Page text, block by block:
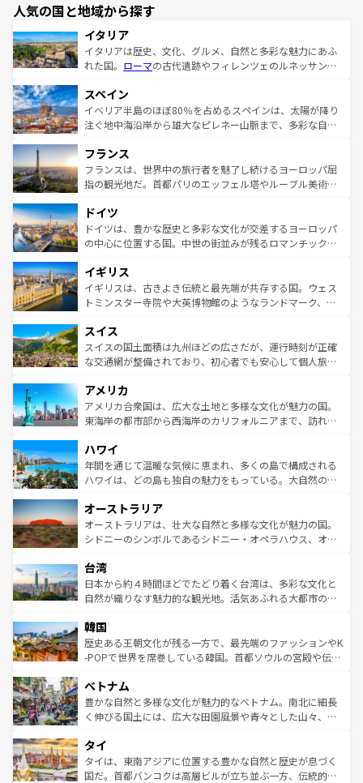
人気の国と地域から探す
イタリア
イタリアは歴史、文化、グルメ、自然と多彩な魅力にあふ
れた国。 ローマの古代遺跡やフィレンツェのルネッサンス
ろん、トスカーナの美しい田園風景やアマルフィ海岸の絶
景など、自然景観も見逃せない。観光の合間には、本場の
ピザやパスタなど、絶品のイタリア料理を堪能することも
ませてくれるイタリアで、忘れられない旅をしてみよう！
なお、新着のイタリア情報はコンテンツ一覧 を参照してほ
しい。
スペイン
イベリア半島のほぼ80％を占めるスペインは、太陽が降り
注ぐ地中海沿岸から雄大なピレネー山脈まで、多彩な自然
文化が根付くこの国では、情熱的なフラメンコ、熱気あふ
れる闘牛、そして美味しいタパスが生活の一部となってい
る。首都マドリードの洗練された雰囲気や、バルセロナの
の城塞都市、穏やかなビーチリゾートまで多彩な表情を見
せる。地方によって風土や気候が異なるスペインはその個
性で訪れる人を魅了する。 なお、新着のスペイン情報はコ
フランス
フランスは、世界中の旅行者を魅了し続けるヨーロッパ屈
指の観光地だ。首都パリのエッフェル塔やルーブル美術館
で、幅広い魅力が詰まっている。華麗な宮殿、歴史的な大
聖堂、美しいビーチ、そして豊かな自然が、訪れる者を心
から魅了する。また、フランスは美食の国としても知ら
いる。シャンパンの発祥地であるランス、プロヴァンスの
香り高いラベンダー畑など、多彩な楽しみ方が可能だ。さ
らに、パリ以外の地域にも魅力が溢れており、どの街角に
れる地方に足を運ぶとそれぞれで全く異なる文化を体験で
きるだろう。 なお、新着のフランス情報はコンテンツ一覧
を参照してほしい。
ドイツ
ドイツは、豊かな歴史と多彩な文化が交差するヨーロッパ
の中心に位置する国。中世の街並みが残るロマンチック街
顔を持つこの国は、どこを歩いても飽きることがない。ベ
ルリンの文化的活気、バイエルン州のアルプスの絶景、そ
してライン川沿いのワイン畑といった風景は必見。ビール
は、お酒好きな人にはぜひ体験してほしい。 なお、新着の
ドイツ情報はコンテンツ一覧を参照してほしい。
イギリス
イギリスは、古きよき伝統と最先端が共存する国。ウェス
トミンスター寺院や大英博物館のようなランドマーク、歴
リアごとに異なる魅力がある。また、優雅なアフタヌーン
ティー、ビール好きにはたまらない英国パブ、サッカー観
戦など、本場だからこそできる体験も豊富。イギリスを旅
ンツ一覧を参照してほしい。
スイス
スイスの国土面積は九州ほどの広さだが、運行時刻が正確
な交通網が整備されており、初心者でも安心して個人旅行
の建物がそのまま残る町や、スイスならではのユニークな
博物館もあり、アルプス観光だけでなく町歩きも満喫する
ことができる。国民の所得が高いため物価も高いが、旅行
ば市内交通費無料で観光を楽しむこともできる。 なお、新
着のスイス情報はコンテンツ一覧 を参照してほしい。
アメリカ
アメリカ合衆国は、広大な土地と多様な文化が魅力の国。
東海岸の都市部から西海岸のカリフォルニアまで、訪れる
のような巨大都市は、観光、ショッピング、エンターテイ
ンメントが詰まった刺激的なスポットだ。一方、アメリカ
西部には大自然が広がり、グランドキャニオンやイエロー
部のニューオーリンズでは、音楽と美食が融合した独特の
文化が魅力。旅行者はアメリカの各地域で異なる魅力を楽
しみながら、その多様性と豊かな歴史を感じることができ
ならではの贅沢な旅のスタイルだ。 なお、新着のアメリカ
情報はコンテンツ一覧を参照してほしい。
ハワイ
年間を通じて温暖な気候に恵まれ、多くの島で構成される
ハワイは、どの島も独自の魅力をもっている。大自然の神
ワイ島は見逃せない。また、定番の観光地といえばオアフ
島だが、静かな自然を求めるならマウイ島やカウアイ島が
おすすめ。エメラルドグリーンに輝く海をはじめ、豊かな
れるおもてなしの心で訪れる人々を迎えてくれるハワイの
人々、おいしいローカルフードやハワイアンミュージッ
ク、伝統的なフラダンスなど、すべてがハワイの魅力を彩
ワイを、存分に味わってほしい。 なお、新着のハワイ情報
はコンテンツ一覧を参照してほしい。
オーストラリア
オーストラリアは、壮大な自然と多様な文化が魅力の国。
シドニーのシンボルであるシドニー・オペラハウス、オー
リアリーフや大陸中央部にそびえるウルル（エアーズロッ
ク）、タスマニアの美しい原生林やケアンズの熱帯雨林な
ど、見どころがたくさん。また、カフェやワイン、オージ
いる。アクティビティも充実しており、サーフィンやダイ
ビング、ハイキングなど、アウトドア好きにはたまらな
い。オーストラリアの多彩な魅力を存分に味わいつくそ
参照してほしい。
台湾
日本から約４時間ほどでたどり着く台湾は、多彩な文化と
自然が織りなす魅力的な観光地。活気あふれる大都市の台
ン）、静ひつな山岳地帯である台湾東部など、都市の喧騒
と山間の静けさが共存しており、訪れる人に新しい発見と
驚きをもたらしてくれる。また、奥深い台湾の食文化も魅
容にもいいと評判のスイーツなど、バラエティ豊かな料理
が味わえる。 なお、新着の台湾情報は コンテンツ一覧を参
照してほしい。
韓国
歴史ある王朝文化が残る一方で、最先端のファッションやK
-POPで世界を席巻している韓国。首都ソウルの宮殿や伝統
き、地方に足を延ばせば四季折々の自然美を楽しむことが
できる。そして、キムチや焼肉、絶品のストリートフード
まで、さまざまな韓国料理が待っている。夜には、韓国な
リティに包まれながら、韓国の多彩な魅力を心ゆくまで味
わってみてほしい。 なお、新着の韓国情報はコンテンツ一
覧を参照してほしい。
ベトナム
豊かな自然と多様な文化が魅力的なベトナム。南北に細長
く伸びる国土には、広大な田園風景や青々とした山々、世
急速な発展と共に伝統が息づく。ハノイの古い町並みやホ
ーチミン市のフランス統治時代の建物も、独特の雰囲気を
醸し出している。また、バラエティの豊かさとおいしさで
タイ
タイは、東南アジアに位置する豊かな自然と歴史が息づく
国だ。首都バンコクは高層ビルが立ち並ぶ一方、伝統的な